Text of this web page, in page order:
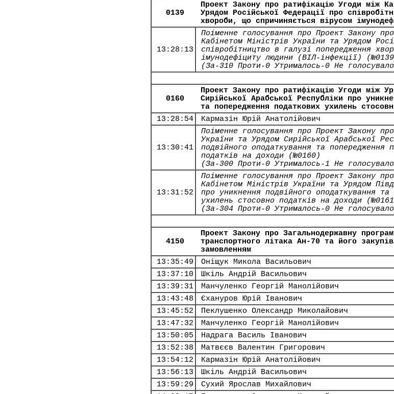
0139
Проект Закону про ратифікацію Угоди між
Урядом Російської Федерації про
хвороби, що спричиняється вірусом
13:28:13
Поіменне голосування про Проект Закону
Кабінетом Міністрів України та Урядом
співробітництво в галузі попередження
імунодефіциту людини (ВІЛ-інфекції)
(За-310 Проти-0 Утрималось-0 Не
0160
Проект Закону про ратифікацію Угоди між
Сирійської Арабської Республіки про
та попередження податкових ухилень
13:28:54
Кармазін Юрій Анатолійович
13:30:41
Поіменне голосування про Проект Закону
України та Урядом Сирійської Арабської
подвійного оподаткування та попередження
податків на доходи (№0160)
(За-300 Проти-0 Утрималось-1 Не
13:31:52
Поіменне голосування про Проект Закону
Кабінетом Міністрів України та Урядом
про уникнення подвійного оподаткування та
ухилень стосовно податків на доходи
(За-304 Проти-0 Утрималось-0 Не
4150
Проект Закону про Загальнодержавну
транспортного літака Ан-70 та його
замовленням
13:35:49
Оніщук Микола Васильович
13:37:10
Шкіль Андрій Васильович
13:39:31
Манчуленко Георгій Манолійович
13:43:48
Єхануров Юрій Іванович
13:45:52
Пеклушенко Олександр Миколайович
13:47:32
Манчуленко Георгій Манолійович
13:50:05
Надрага Василь Іванович
13:52:38
Матвєєв Валентин Григорович
13:54:12
Кармазін Юрій Анатолійович
13:56:13
Шкіль Андрій Васильович
13:59:29
Сухий Ярослав Михайлович